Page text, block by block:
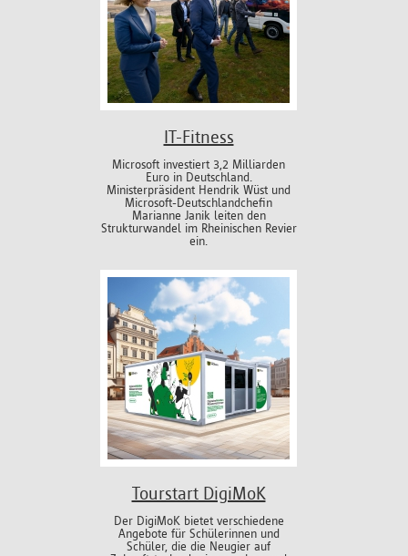
IT-Fitness
Microsoft investiert 3,2 Milliarden
Euro in Deutschland.
Ministerpräsident Hendrik Wüst und
Microsoft-Deutschlandchefin
Marianne Janik leiten den
Strukturwandel im Rheinischen Revier
ein.
Tourstart DigiMoK
Der DigiMoK bietet verschiedene
Angebote für Schülerinnen und
Schüler, die die Neugier auf